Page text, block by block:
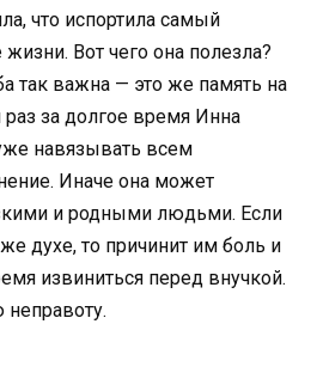
что испортила самый
Вот чего она полезла?
так важна — это же память на
за долгое время Инна
навязывать всем
Иначе она может
и родными людьми. Если
духе, то причинит им боль и
извиниться перед внучкой.